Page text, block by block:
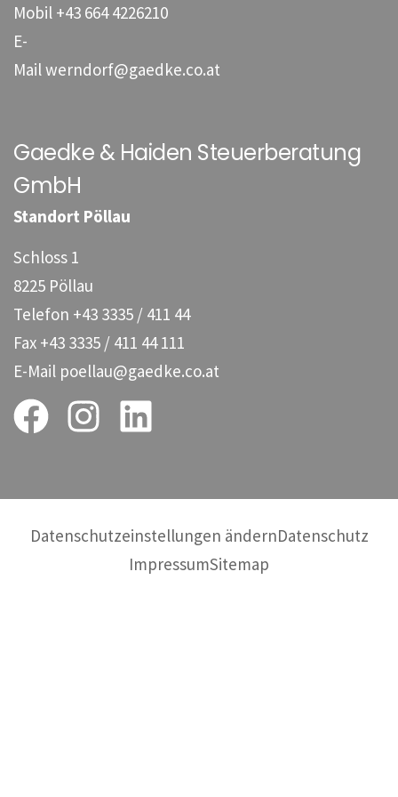
Mobil +43 664 4226210
E-
Mail werndorf@gaedke.co.at
Gaedke & Haiden Steuerberatung
GmbH
Standort Pöllau
Schloss 1
8225 Pöllau
Telefon +43 3335 / 411 44
Fax +43 3335 / 411 44 111
E-Mail poellau@gaedke.co.at
Datenschutzeinstellungen ändernDatenschutz
ImpressumSitemap